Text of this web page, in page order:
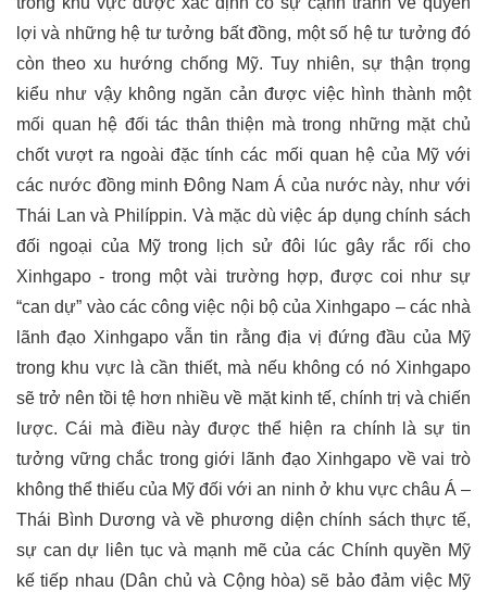
lợi và những hệ tư tưởng bất đồng, một số hệ tư tưởng đó
còn theo xu hướng chống Mỹ. Tuy nhiên, sự thận trọng
kiểu như vậy không ngăn cản được việc hình thành một
mối quan hệ đối tác thân thiện mà trong những mặt chủ
chốt vượt ra ngoài đặc tính các mối quan hệ của Mỹ với
các nước đồng minh Đông Nam Á của nước này, như với
Thái Lan và Philíppin. Và mặc dù việc áp dụng chính sách
đối ngoại của Mỹ trong lịch sử đôi lúc gây rắc rối cho
Xinhgapo - trong một vài trường hợp, được coi như sự
“can dự” vào các công việc nội bộ của Xinhgapo – các nhà
lãnh đạo Xinhgapo vẫn tin rằng địa vị đứng đầu của Mỹ
trong khu vực là cần thiết, mà nếu không có nó Xinhgapo
sẽ trở nên tồi tệ hơn nhiều về mặt kinh tế, chính trị và chiến
lược. Cái mà điều này được thể hiện ra chính là sự tin
tưởng vững chắc trong giới lãnh đạo Xinhgapo về vai trò
không thể thiếu của Mỹ đối với an ninh ở khu vực châu Á –
Thái Bình Dương và về phương diện chính sách thực tế,
sự can dự liên tục và mạnh mẽ của các Chính quyền Mỹ
kế tiếp nhau (Dân chủ và Cộng hòa) sẽ bảo đảm việc Mỹ